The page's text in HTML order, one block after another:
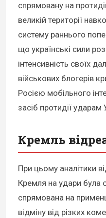
спрямовану на
великій території
систему раннього
що українські сили
інтенсивність своїх
військових блогерів
Росією мобільного
засіб протидії ударам
Кремль
При цьому аналітики
Кремля на удари була
спрямована на
відміну від різких